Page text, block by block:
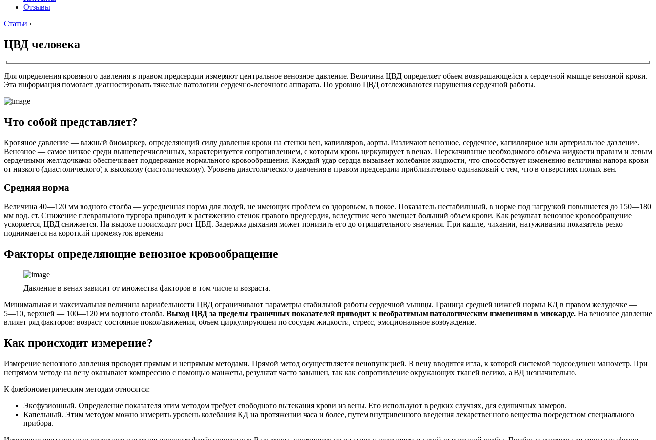
Отзывы
Статьи ›
ЦВД человека
Для определения кровяного давления в правом предсердии измеряют центральное венозное давление. Величина ЦВД определяет объем возвращающейся к сердечной мышце венозной крови.
Эта информация помогает диагностировать тяжелые патологии сердечно-легочного аппарата. По уровню ЦВД отслеживаются нарушения сердечной работы.
Что собой представляет?
Кровяное давление — важный биомаркер, определяющий силу давления крови на стенки вен, капилляров, аорты. Различают венозное, сердечное, капиллярное или артериальное давление.
Венозное — самое низкое среди вышеперечисленных, характеризуется сопротивлением, с которым кровь циркулирует в венах. Перекачивание необходимого объема жидкости правым и левым
сердечными желудочками обеспечивает поддержание нормального кровообращения. Каждый удар сердца вызывает колебание жидкости, что способствует изменению величины напора крови
от низкого (диастолического) к высокому (систолическому). Уровень диастолического давления в правом предсердии приблизительно одинаковый с тем, что в отверстиях полых вен.
Средняя норма
Величина 40―120 мм водного столба — усредненная норма для людей, не имеющих проблем со здоровьем, в покое. Показатель нестабильный, в норме под нагрузкой повышается до 150―180
мм вод. ст. Снижение плеврального тургора приводит к растяжению стенок правого предсердия, вследствие чего вмещает больший объем крови. Как результат венозное кровообращение
ускоряется, ЦВД снижается. На выдохе происходит рост ЦВД. Задержка дыхания может понизить его до отрицательного значения. При кашле, чихании, натуживании показатель резко
поднимается на короткий промежуток времени.
Факторы определяющие венозное кровообращение
Давление в венах зависит от множества факторов в том числе и возраста.
Минимальная и максимальная величина вариабельности ЦВД ограничивают параметры стабильной работы сердечной мышцы. Граница средней нижней нормы КД в правом желудочке —
5―10, верхней — 100―120 мм водного столба. Выход ЦВД за пределы граничных показателей приводит к необратимым патологическим изменениям в миокарде. На венозное давление
влияет ряд факторов: возраст, состояние покоя/движения, объем циркулирующей по сосудам жидкости, стресс, эмоциональное возбуждение.
Как происходит измерение?
Измерение венозного давления проводят прямым и непрямым методами. Прямой метод осуществляется венопункцией. В вену вводится игла, к которой системой подсоединен манометр. При
непрямом методе на вену оказывают компрессию с помощью манжеты, результат часто завышен, так как сопротивление окружающих тканей велико, а ВД незначительно.
К флебонометрическим методам относятся:
Эксфузионный. Определение показателя этим методом требует свободного вытекания крови из вены. Его используют в редких случаях, для единичных замеров.
Капельный. Этим методом можно измерить уровень колебания КД на протяжении часа и более, путем внутривенного введения лекарственного вещества посредством специального
прибора.